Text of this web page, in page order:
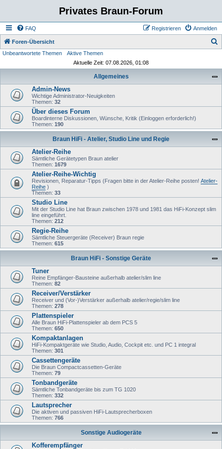
Privates Braun-Forum
FAQ Anmelden
Registrieren
Foren-Übersicht
Unbeantwortete Themen
Aktive Themen
Aktuelle Zeit: 07.08.2026, 01:08
Allgemeines
Admin-News
Wichtige Administrator-Neuigkeiten
Themen: 32
Über dieses Forum
Boardinterne Diskussionen, Wünsche, Kritik (Einloggen erforderlich!)
Themen: 190
Braun HiFi - Atelier, Studio Line und Regie
Atelier-Reihe
Sämtliche Gerätetypen Braun atelier
Themen: 1679
Atelier-Reihe-Wichtig
Revisionen, Reparatur-Tipps (Fragen bitte in der Atelier-Reihe posten! Atelier-
Reihe )
Themen: 33
Studio Line
Mit der Studio Line hat Braun zwischen 1978 und 1981 das HiFi-Konzept slim
line eingeführt.
Themen: 212
Regie-Reihe
Sämtliche Steuergeräte (Receiver) Braun regie
Themen: 615
Braun HiFi - Sonstige Geräte
Tuner
Reine Empfänger-Bausteine außerhalb atelier/slim line
Themen: 82
Receiver/Verstärker
Receiver und (Vor-)Verstärker außerhalb atelier/regie/slim line
Themen: 278
Plattenspieler
Alle Braun HiFi-Plattenspieler ab dem PCS 5
Themen: 650
Kompaktanlagen
HiFi-Kompaktgeräte wie Studio, Audio, Cockpit etc. und PC 1 integral
Themen: 301
Cassettengeräte
Die Braun Compactcassetten-Geräte
Themen: 79
Tonbandgeräte
Sämtliche Tonbandgeräte bis zum TG 1020
Themen: 332
Lautsprecher
Die aktiven und passiven HiFi-Lautsprecherboxen
Themen: 766
Sonstige Audiogeräte
Kofferempfänger